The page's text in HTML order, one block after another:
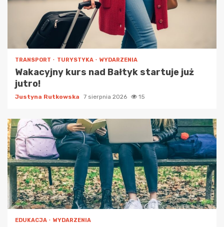
TRANSPORT TURYSTYKA WYDARZENIA
Wakacyjny kurs nad Bałtyk startuje już
jutro!
Justyna Rutkowska 7 sierpnia 2026 15
EDUKACJA WYDARZENIA